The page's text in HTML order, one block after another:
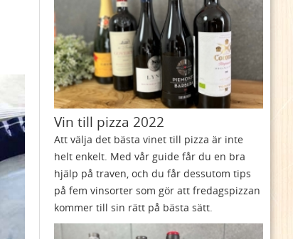
Vin till pizza 2022
Att välja det bästa vinet till pizza är inte
helt enkelt. Med vår guide får du en bra
hjälp på traven, och du får dessutom tips
på fem vinsorter som gör att fredagspizzan
kommer till sin rätt på bästa sätt.